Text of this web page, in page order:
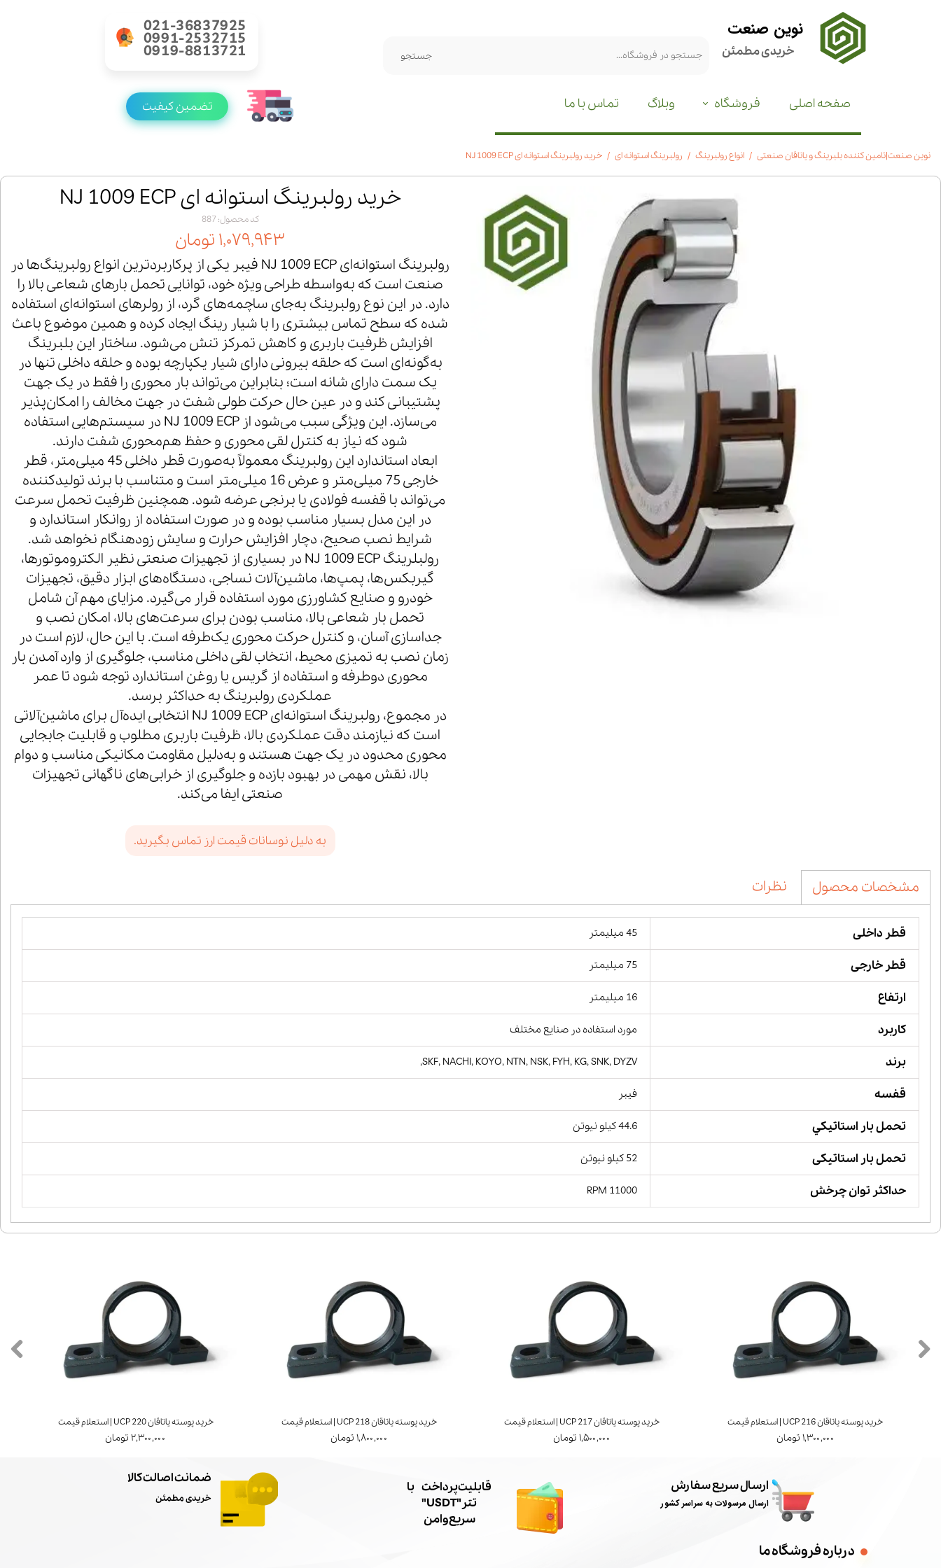
نوین صنعت
خریدی مطمئن
021-36837925
0991-2532715
0919-8813721 جستجو
تضمین کیفیت صفحه اصلی فروشگاه وبلاگ تماس با ما
نوین صنعت|تامین کننده بلبرینگ و یاتاقان صنعتی انواع رولبرینگ رولبرینگ استوانه ای خرید رولبرینگ استوانه ای NJ 1009 ECP
خرید رولبرینگ استوانه ای NJ 1009 ECP
کد محصول: 887
۱,۰۷۹,۹۴۳ تومان
رولبرینگ استوانه‌ای NJ 1009 ECP فیبر یکی از پرکاربردترین انواع رولبرینگ‌ها در
صنعت است که به‌واسطه طراحی ویژه خود، توانایی تحمل بارهای شعاعی بالا را
دارد. در این نوع رولبرینگ به‌جای ساچمه‌های گرد، از رولرهای استوانه‌ای استفاده
شده که سطح تماس بیشتری را با شیار رینگ ایجاد کرده و همین موضوع باعث
افزایش ظرفیت باربری و کاهش تمرکز تنش می‌شود. ساختار این بلبرینگ
به‌گونه‌ای است که حلقه بیرونی دارای شیار یکپارچه بوده و حلقه داخلی تنها در
یک سمت دارای شانه است؛ بنابراین می‌تواند بار محوری را فقط در یک جهت
پشتیبانی کند و در عین حال حرکت طولی شفت در جهت مخالف را امکان‌پذیر
می‌سازد. این ویژگی سبب می‌شود از NJ 1009 ECP در سیستم‌هایی استفاده
شود که نیاز به کنترل لقی محوری و حفظ هم‌محوری شفت دارند.
ابعاد استاندارد این رولبرینگ معمولاً به‌صورت قطر داخلی 45 میلی‌متر، قطر
خارجی 75 میلی‌متر و عرض 16 میلی‌متر است و متناسب با برند تولیدکننده
می‌تواند با قفسه فولادی یا برنجی عرضه شود. همچنین ظرفیت تحمل سرعت
در این مدل بسیار مناسب بوده و در صورت استفاده از روانکار استاندارد و
شرایط نصب صحیح، دچار افزایش حرارت و سایش زودهنگام نخواهد شد.
رولبلرینگ NJ 1009 ECP در بسیاری از تجهیزات صنعتی نظیر الکتروموتورها،
گیربکس‌ها، پمپ‌ها، ماشین‌آلات نساجی، دستگاه‌های ابزار دقیق، تجهیزات
خودرو و صنایع کشاورزی مورد استفاده قرار می‌گیرد. مزایای مهم آن شامل
تحمل بار شعاعی بالا، مناسب بودن برای سرعت‌های بالا، امکان نصب و
جداسازی آسان، و کنترل حرکت محوری یک‌طرفه است. با این حال، لازم است در
زمان نصب به تمیزی محیط، انتخاب لقی داخلی مناسب، جلوگیری از وارد آمدن بار
محوری دوطرفه و استفاده از گریس یا روغن استاندارد توجه شود تا عمر
عملکردی رولبرینگ به حداکثر برسد.
در مجموع، رولبرینگ استوانه‌ای NJ 1009 ECP انتخابی ایده‌آل برای ماشین‌آلاتی
است که نیازمند دقت عملکردی بالا، ظرفیت باربری مطلوب و قابلیت جابجایی
محوری محدود در یک جهت هستند و به‌دلیل مقاومت مکانیکی مناسب و دوام
بالا، نقش مهمی در بهبود بازده و جلوگیری از خرابی‌های ناگهانی تجهیزات
صنعتی ایفا می‌کند.
به دلیل نوسانات قیمت ارز تماس بگیرید.
مشخصات محصول نظرات
قطر داخلی 45 میلیمتر
قطر خارجی 75 میلیمتر
ارتفاع 16 میلیمتر
کاربرد مورد استفاده در صنایع مختلف
برند SKF, NACHI, KOYO, NTN, NSK, FYH, KG, SNK, DYZV,
قفسه فیبر
تحمل بار استاتيكي 44.6 کیلو نیوتن
تحمل بار استاتیکی 52 کیلو نیوتن
حداکثر توان چرخش 11000 RPM
خرید پوسته یاتاقان UCP 220 | استعلام قیمت
۲,۳۰۰,۰۰۰ تومان
خرید پوسته یاتاقان UCP 218 | استعلام قیمت
۱,۸۰۰,۰۰۰ تومان
خرید پوسته یاتاقان UCP 217 | استعلام قیمت
۱,۵۰۰,۰۰۰ تومان
خرید پوسته یاتاقان UCP 216 | استعلام قیمت
۱,۳۰۰,۰۰۰ تومان
ارسال سریع سفارش
ارسال مرسولات به سراسر کشور
ضمانت اصالت کالا
خریدی مطمئن
درباره فروشگاه ما
​قابلیت پرداخت با
تتر"USDT"
سریع و امن